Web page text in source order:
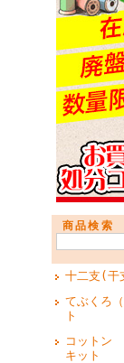
商品検索
十二支(干
てぶくろ
ト
コットン
キット